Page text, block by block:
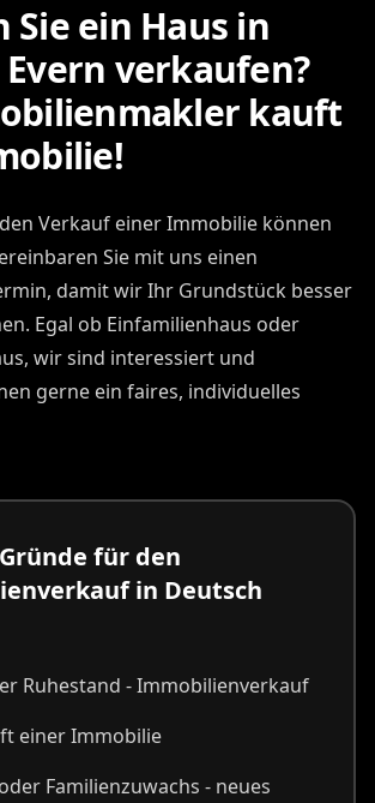
Sie ein Haus in
verkaufen?
kauft
Verkauf einer Immobilie können
Sie mit uns einen
damit wir Ihr Grundstück besser
Egal ob Einfamilienhaus oder
wir sind interessiert und
gerne ein faires, individuelles
für den
in Deutsch
Ruhestand - Immobilienverkauf
einer Immobilie
Familienzuwachs - neues